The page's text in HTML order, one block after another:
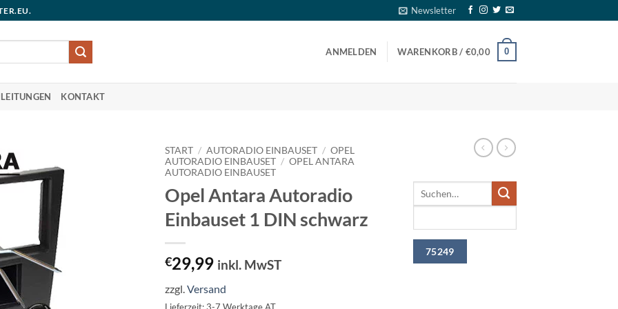
Newsletter
ANMELDEN WARENKORB / €0,00 0
KONTAKT
START / AUTORADIO EINBAUSET / OPEL
AUTORADIO EINBAUSET / OPEL ANTARA
AUTORADIO EINBAUSET
Opel Antara Autoradio
Einbauset 1 DIN schwarz
€29,99 inkl. MwST
zzgl. Versand
Lieferzeit: 3-7 Werktage AT